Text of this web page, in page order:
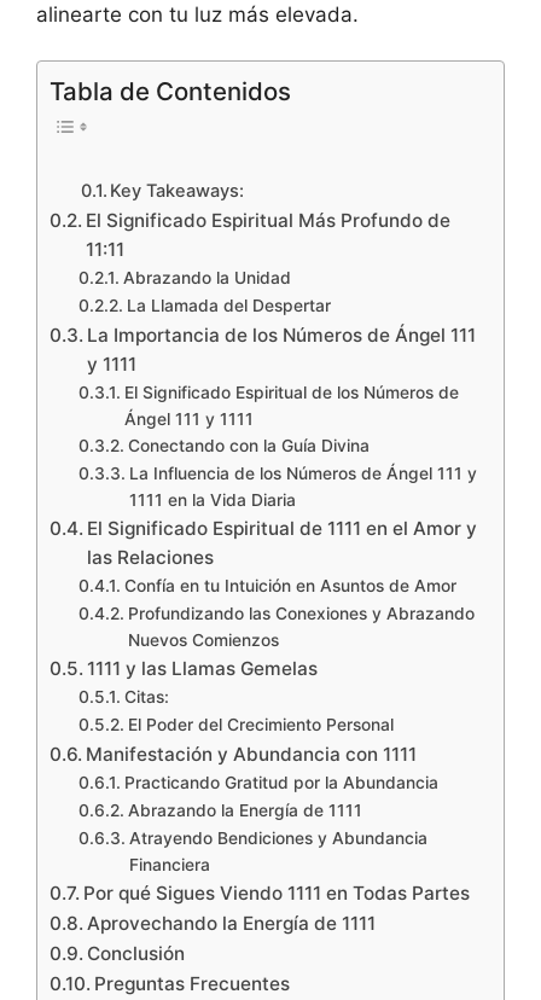
alinearte con tu luz más elevada.
Tabla de Contenidos
Key Takeaways:
El Significado Espiritual Más Profundo de
11:11
Abrazando la Unidad
La Llamada del Despertar
La Importancia de los Números de Ángel 111
y 1111
El Significado Espiritual de los Números de
Ángel 111 y 1111
Conectando con la Guía Divina
La Influencia de los Números de Ángel 111 y
1111 en la Vida Diaria
El Significado Espiritual de 1111 en el Amor y
las Relaciones
Confía en tu Intuición en Asuntos de Amor
Profundizando las Conexiones y Abrazando
Nuevos Comienzos
1111 y las Llamas Gemelas
Citas:
El Poder del Crecimiento Personal
Manifestación y Abundancia con 1111
Practicando Gratitud por la Abundancia
Abrazando la Energía de 1111
Atrayendo Bendiciones y Abundancia
Financiera
Por qué Sigues Viendo 1111 en Todas Partes
Aprovechando la Energía de 1111
Conclusión
Preguntas Frecuentes